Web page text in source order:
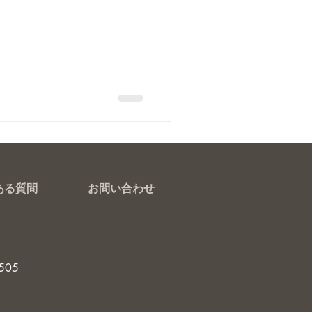
る質問 お問い合わせ